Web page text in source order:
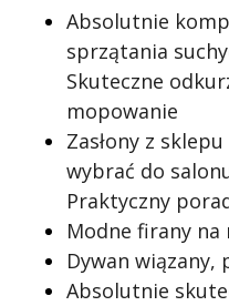
Absolutnie
sprzątania
Skuteczne
mopowanie
Zasłony z
wybrać do
Praktyczny
Modne firany
Dywan wiązany,
Absolutnie